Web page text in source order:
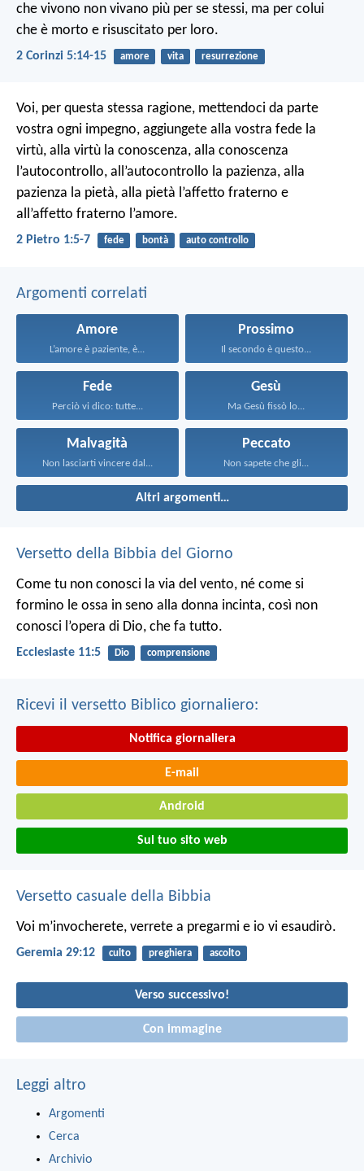
che vivono non vivano più per se stessi, ma per colui
che è morto e risuscitato per loro.
2 Corinzi 5:14-15 amore vita resurrezione
Voi, per questa stessa ragione, mettendoci da parte
vostra ogni impegno, aggiungete alla vostra fede la
virtù, alla virtù la conoscenza, alla conoscenza
l’autocontrollo, all’autocontrollo la pazienza, alla
pazienza la pietà, alla pietà l’affetto fraterno e
all’affetto fraterno l’amore.
2 Pietro 1:5-7 fede bontà auto controllo
Argomenti correlati
Amore
L’amore è paziente, è...
Prossimo
Il secondo è questo...
Fede
Perciò vi dico: tutte...
Gesù
Ma Gesù fissò lo...
Malvagità
Non lasciarti vincere dal...
Peccato
Non sapete che gli...
Altri argomenti…
Versetto della Bibbia del Giorno
Come tu non conosci la via del vento, né come si
formino le ossa in seno alla donna incinta, così non
conosci l’opera di Dio, che fa tutto.
Ecclesiaste 11:5 Dio comprensione
Ricevi il versetto Biblico giornaliero:
Notifica giornaliera
E-mail
Android
Sul tuo sito web
Versetto casuale della Bibbia
Voi m’invocherete, verrete a pregarmi e io vi esaudirò.
Geremia 29:12 culto preghiera ascolto
Verso successivo!
Con immagine
Leggi altro
Argomenti
Cerca
Archivio